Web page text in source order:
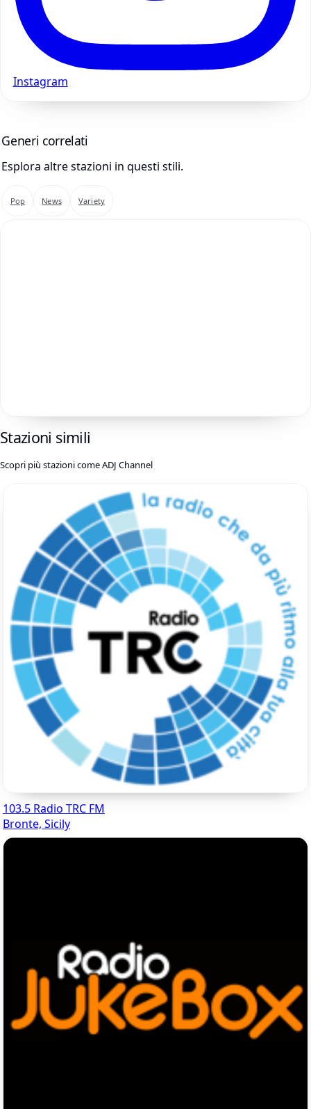
Instagram
Generi correlati
Esplora altre stazioni in questi stili.
Pop News Variety
Stazioni simili
Scopri più stazioni come ADJ Channel
103.5 Radio TRC FM
Bronte, Sicily